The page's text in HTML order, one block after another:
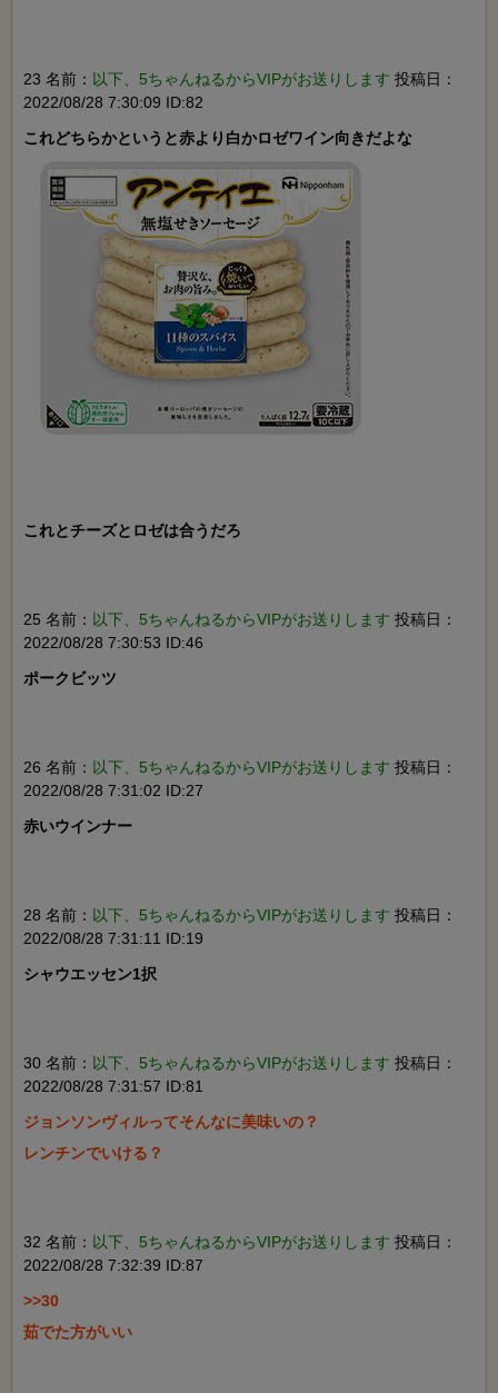
23 名前： 以下、5ちゃんねるからVIPがお送りします 投稿日：
2022/08/28 7:30:09 ID:82
これとチーズとロゼは合うだろ
25 名前： 以下、5ちゃんねるからVIPがお送りします 投稿日：
2022/08/28 7:30:53 ID:46
ポークビッツ
26 名前： 以下、5ちゃんねるからVIPがお送りします 投稿日：
2022/08/28 7:31:02 ID:27
赤いウインナー
28 名前： 以下、5ちゃんねるからVIPがお送りします 投稿日：
2022/08/28 7:31:11 ID:19
シャウエッセン1択
30 名前： 以下、5ちゃんねるからVIPがお送りします 投稿日：
2022/08/28 7:31:57 ID:81
ジョンソンヴィルってそんなに美味いの？
レンチンでいける？
32 名前： 以下、5ちゃんねるからVIPがお送りします 投稿日：
2022/08/28 7:32:39 ID:87
>>30
茹でた方がいい